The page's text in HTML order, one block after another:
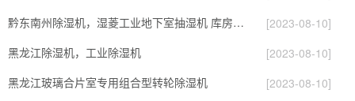
黔东南州除湿机，湿菱工业地下室抽湿机 库房配电房除湿器
[2023-08-10]
黑龙江除湿机，工业除湿机
[2023-08-10]
黑龙江玻璃合片室专用组合型转轮除湿机
[2023-08-10]